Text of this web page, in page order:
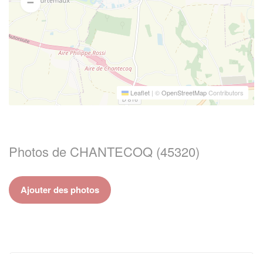
Leaflet | ©OpenStreetMapContributors
Photos de CHANTECOQ (45320)
Ajouter des photos